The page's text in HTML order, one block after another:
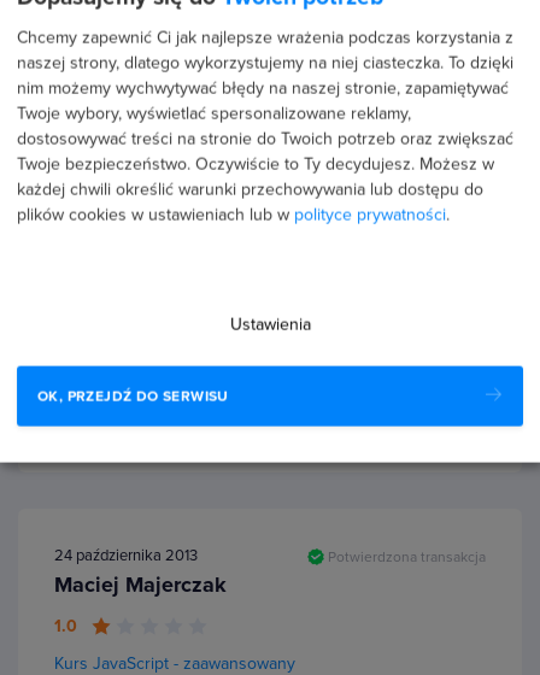
kontynuacje!
24 października 2013 Potwierdzona transakcja
Krzysztof Majka
Kurs naprawdę świetny ! Osobiście uczę się PHP na
przemian z kursu i książki, jeśli czytasz i coś nie
rozumiesz włączasz video i wszystko staje się jasne bo
24 października 2013 Potwierdzona transakcja
Maciej Majerczak
1.0
Kurs JavaScript - zaawansowany
Chcemy zapewnić Ci jak najlepsze wrażenia podczas korzystania z
naszej strony, dlatego wykorzystujemy na niej ciasteczka. To dzięki
nim możemy wychwytywać błędy na naszej stronie, zapamiętywać
Twoje wybory, wyświetlać spersonalizowane reklamy,
dostosowywać treści na stronie do Twoich potrzeb oraz zwiększać
Twoje bezpieczeństwo. Oczywiście to Ty decydujesz. Możesz w
każdej chwili określić warunki przechowywania lub dostępu do
plików cookies w ustawieniach lub w polityce prywatności.
Ustawienia
OK, PRZEJDŹ DO SERWISU